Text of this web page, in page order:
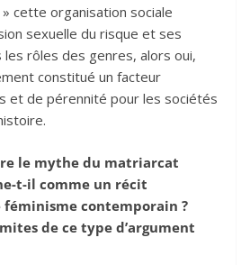
cette organisation sociale
sexuelle du risque et ses
les rôles des genres, alors oui,
constitué un facteur
et de pérennité pour les sociétés
le mythe du matriarcat
t-il comme un récit
contemporain ?
de ce type d’argument